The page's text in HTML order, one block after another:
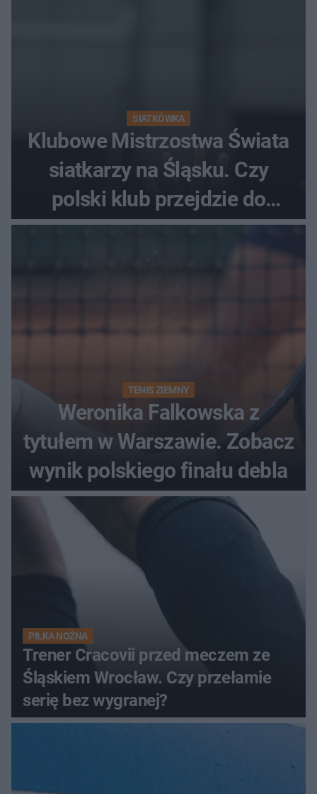
SIATKÓWKA
Klubowe Mistrzostwa Świata
siatkarzy na Śląsku. Czy
polski klub przejdzie do
historii
TENIS ZIEMNY
Weronika Falkowska z
tytułem w Warszawie. Zobacz
wynik polskiego finału debla
PIŁKA NOŻNA
Trener Cracovii przed meczem ze
Śląskiem Wrocław. Czy przełamie
serię bez wygranej?